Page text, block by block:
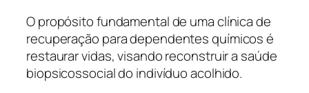
O propósito fundamental de uma clínica de
recuperação para dependentes químicos é
restaurar vidas, visando reconstruir a saúde
biopsicossocial do indivíduo acolhido.